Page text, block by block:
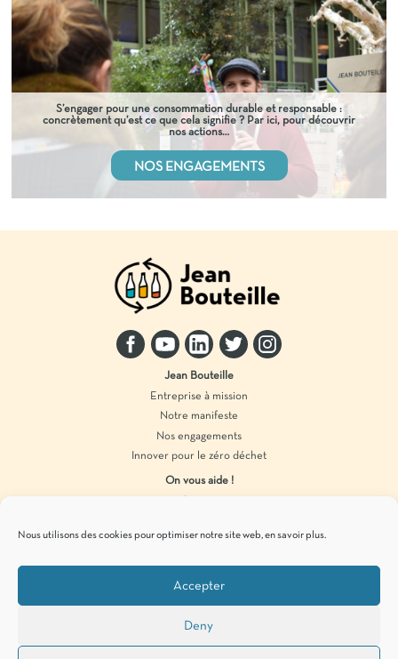
Nous utilisons des cookies pour optimiser notre site web, en savoir plus.
Accepter
Deny
NOS ENGAGEMENTS
S’engager pour une consommation durable et responsable :
concrètement qu’est ce que cela signifie ? Par ici, pour découvrir
nos actions…
Jean Bouteille
Entreprise à mission
Notre manifeste
Nos engagements
Innover pour le zéro déchet
On vous aide !
Produits en vrac
Pour vous tenir informés de
zéro déchet, c’est par ici !